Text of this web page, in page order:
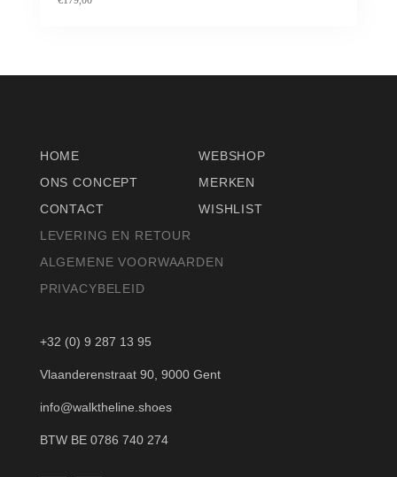
HOME
WEBSHOP
ONS CONCEPT
MERKEN
CONTACT
WISHLIST
LEVERING EN RETOUR
ALGEMENE VOORWAARDEN
PRIVACYBELEID
+32 (0) 9 287 13 95
Vlaanderenstraat 90, 9000 Gent
info@walktheline.shoes
BTW BE 0786 740 274